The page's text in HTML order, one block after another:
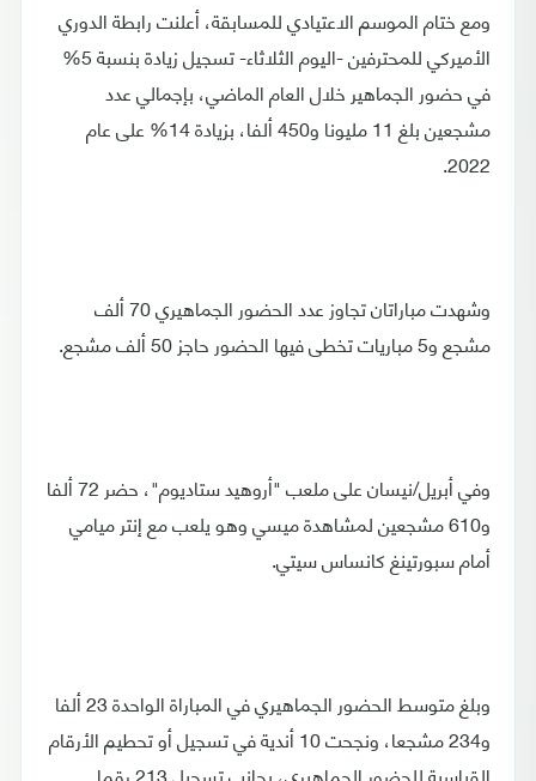
ومع ختام الموسم الاعتيادي للمسابقة، أعلنت رابطة الدوري
الأميركي للمحترفين -اليوم الثلاثاء- تسجيل زيادة بنسبة 5%
في حضور الجماهير خلال العام الماضي، بإجمالي عدد
مشجعين بلغ 11 مليونا و450 ألفا، بزيادة 14% على عام
2022.
وشهدت مباراتان تجاوز عدد الحضور الجماهيري 70 ألف
مشجع و5 مباريات تخطى فيها الحضور حاجز 50 ألف مشجع.
وفي أبريل/نيسان على ملعب "أروهيد ستاديوم"، حضر 72 ألفا
و610 مشجعين لمشاهدة ميسي وهو يلعب مع إنتر ميامي
أمام سبورتينغ كانساس سيتي.
وبلغ متوسط الحضور الجماهيري في المباراة الواحدة 23 ألفا
و234 مشجعا، ونجحت 10 أندية في تسجيل أو تحطيم الأرقام
القياسية للحضور الجماهيري، بجانب تسجيل 213 رقما